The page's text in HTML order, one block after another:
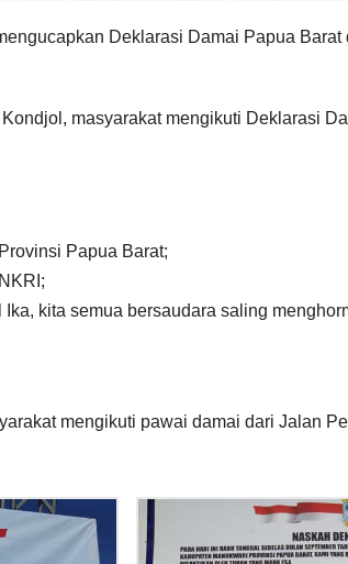
Deklarasi Damai Papua Barat
masyarakat mengikuti Deklarasi
Papua Barat;
kita semua bersaudara saling
mengikuti pawai damai dari Jalan